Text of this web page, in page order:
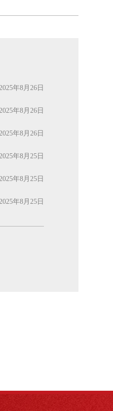
年8月26日
年8月26日
年8月26日
年8月25日
年8月25日
年8月25日